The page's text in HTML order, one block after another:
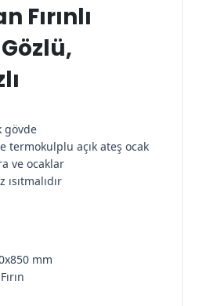
Fırınlı
gövde
termokulplu açık ateş ocak
ve ocaklar
mm